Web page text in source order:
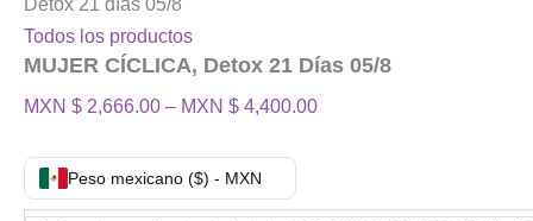
Todos los productos
MUJER CÍCLICA, Detox 21 Días 05/8
MXN $ 2,666.00 – MXN $ 4,400.00
Peso mexicano ($) - MXN